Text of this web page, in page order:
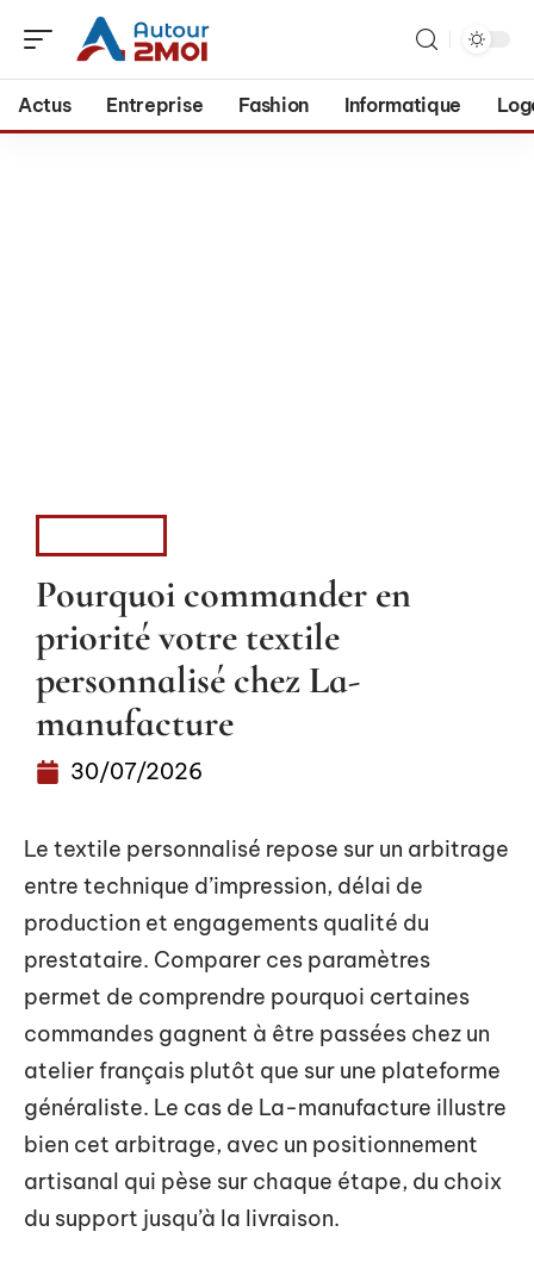
Actus Entreprise Fashion Informatique
Pourquoi commander en
priorité votre textile
personnalisé chez La-
manufacture
30/07/2026
Le textile personnalisé repose sur un arbitrage
entre technique d’impression, délai de
production et engagements qualité du
prestataire. Comparer ces paramètres
permet de comprendre pourquoi certaines
commandes gagnent à être passées chez un
atelier français plutôt que sur une plateforme
généraliste. Le cas de La-manufacture illustre
bien cet arbitrage, avec un positionnement
artisanal qui pèse sur chaque étape, du choix
du support jusqu’à la livraison.